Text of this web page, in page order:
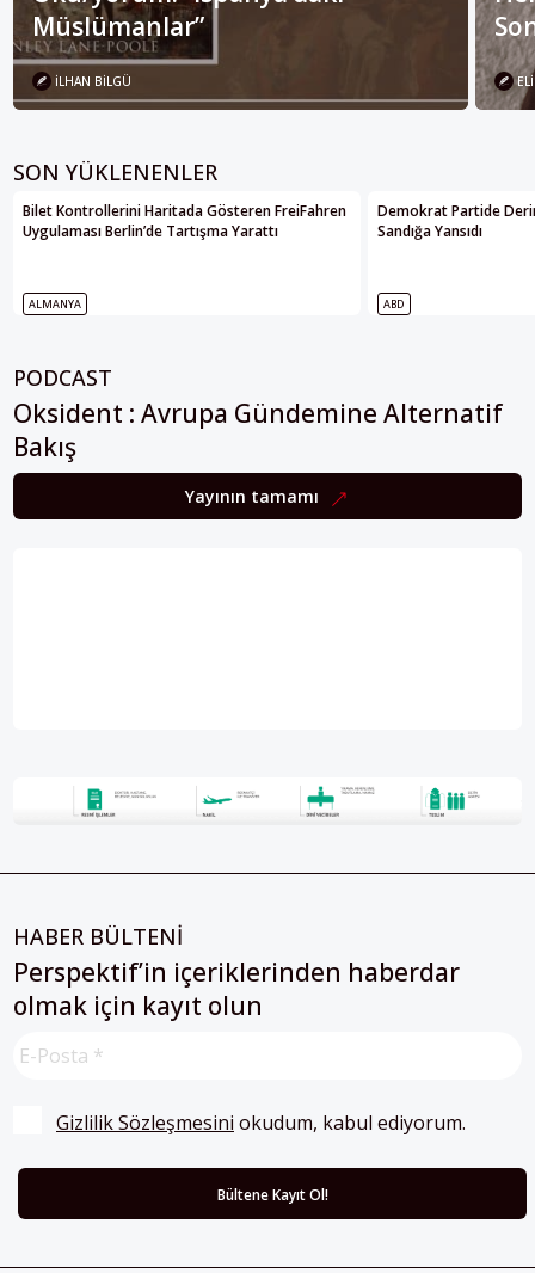
Müslümanlar”
İLHAN BILGÜ
SON YÜKLENENLER
Bilet Kontrollerini Haritada Gösteren FreiFahren
Uygulaması Berlin’de Tartışma Yarattı
ALMANYA
Demokrat Partide
Sandığa Yansıdı
ABD
PODCAST
Oksident : Avrupa Gündemine Alternatif
Bakış
Yayının tamamı
HABER BÜLTENİ
Perspektif’in içeriklerinden haberdar
olmak için kayıt olun
Gizlilik Sözleşmesini okudum, kabul ediyorum.